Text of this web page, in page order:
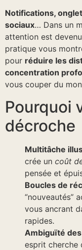
Notifications,
sociaux… Dans un
attention est
pratique vous
pour réduire les
concentration
vous couper du
Pourquoi
décroche
Multitâche
crée un coût
pensée et
Boucles de
“nouveautés”
vous ancrant
rapides.
Ambiguïté
esprit cherche